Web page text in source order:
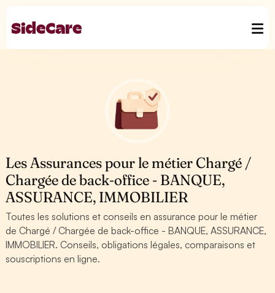
Les Assurances pour le métier Chargé /
Chargée de back-office - BANQUE,
ASSURANCE, IMMOBILIER
Toutes les solutions et conseils en assurance pour le métier
de Chargé / Chargée de back-office - BANQUE, ASSURANCE,
IMMOBILIER. Conseils, obligations légales, comparaisons et
souscriptions en ligne.